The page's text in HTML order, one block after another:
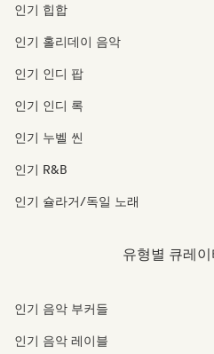
인기 힙합
인기 홀리데이 음악
인기 인디 팝
인기 인디 록
인기 누벨 씬
인기 R&B
인기 슐라거/독일 노래
유형별 큐레
인기 음악 부커들
인기 음악 레이블